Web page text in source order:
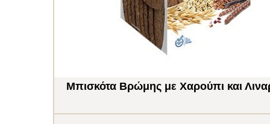
Μπισκότα Βρώμης με Χαρούπι και